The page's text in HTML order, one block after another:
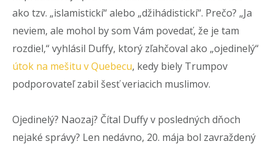
ako tzv. „islamistickí“ alebo „džihádistickí“. Prečo? „Ja
neviem, ale mohol by som Vám povedať, že je tam
rozdiel,“ vyhlásil Duffy, ktorý zľahčoval ako „ojedinelý“
útok na mešitu v Quebecu, kedy biely Trumpov
podporovateľ zabil šesť veriacich muslimov.
Ojedinelý? Naozaj? Čítal Duffy v posledných dňoch
nejaké správy? Len nedávno, 20. mája bol zavraždený